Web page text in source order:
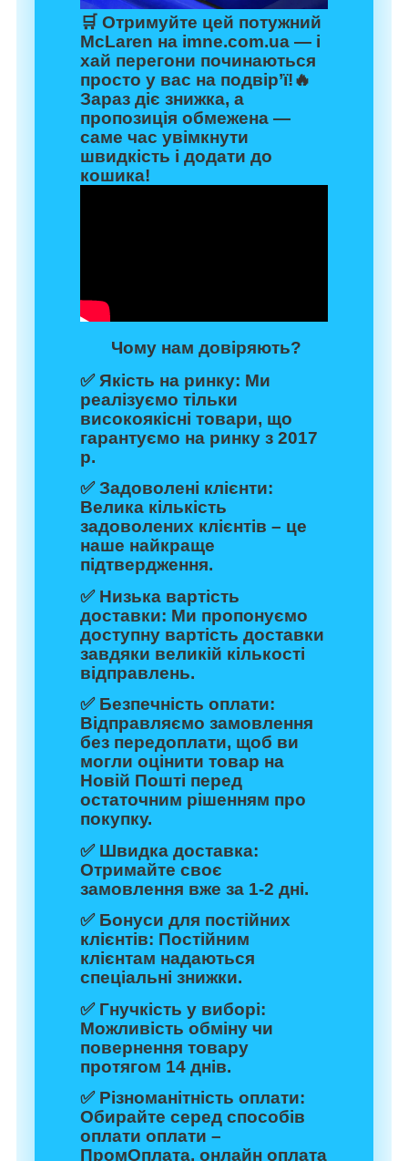
🛒 Отримуйте цей потужний
McLaren на imne.com.ua — і
хай перегони починаються
просто у вас на подвір’ї!🔥
Зараз діє знижка, а
пропозиція обмежена —
саме час увімкнути
швидкість і додати до
кошика!
Чому нам довіряють?
✅ Якість на ринку: Ми
реалізуємо тільки
високоякісні товари, що
гарантуємо на ринку з 2017
р.
✅Задоволені клієнти:
Велика кількість
задоволених клієнтів – це
наше найкраще
підтвердження.
✅ Низька вартість
доставки: Ми пропонуємо
доступну вартість доставки
завдяки великій кількості
відправлень.
✅ Безпечність оплати:
Відправляємо замовлення
без передоплати, щоб ви
могли оцінити товар на
Новій Пошті перед
остаточним рішенням про
покупку.
✅ Швидка доставка:
Отримайте своє
замовлення вже за 1-2 дні.
✅ Бонуси для постійних
клієнтів: Постійним
клієнтам надаються
спеціальні знижки.
✅ Гнучкість у виборі:
Можливість обміну чи
повернення товару
протягом 14 днів.
✅ Різноманітність оплати:
Обирайте серед способів
оплати оплати –
ПромОплата, онлайн оплата